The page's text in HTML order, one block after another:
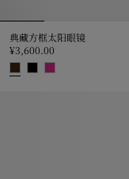
典藏方框太阳眼镜
¥3,600.00